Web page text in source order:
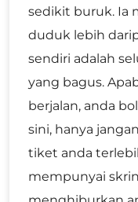
sedikit buruk. Ia
duduk lebih
sendiri adalah
yang bagus.
berjalan, anda
sini, hanya
tiket anda
mempunyai